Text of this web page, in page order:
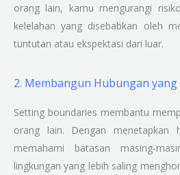
orang lain, kamu mengurangi
kelelahan yang disebabkan oleh
tuntutan atau ekspektasi dari luar.
2. Membangun Hubungan yang
Setting boundaries membantu
orang lain. Dengan menetapkan
memahami batasan masing-
lingkungan yang lebih saling